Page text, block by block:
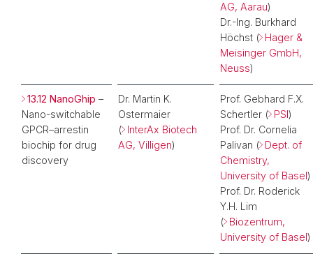
AG, Aarau)
Dr.-Ing. Burkhard
Höchst ( Hager &
Meisinger GmbH,
Neuss)
13.12 NanoGhip –
Nano-switchable
GPCR–arrestin
biochip for drug
discovery
Dr. Martin K.
Ostermaier
( InterAx Biotech
AG, Villigen)
Prof. Gebhard F.X.
Schertler ( PSI)
Prof. Dr. Cornelia
Palivan ( Dept. of
Chemistry,
University of Basel)
Prof. Dr. Roderick
Y.H. Lim
( Biozentrum,
University of Basel)